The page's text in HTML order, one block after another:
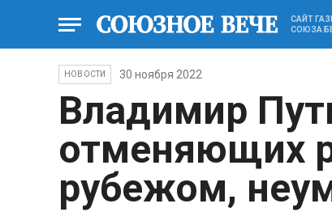
САЙТ
СОЮЗА
НОВОСТИ 30 ноября 2022
Владимир
отменяющих
рубежом,